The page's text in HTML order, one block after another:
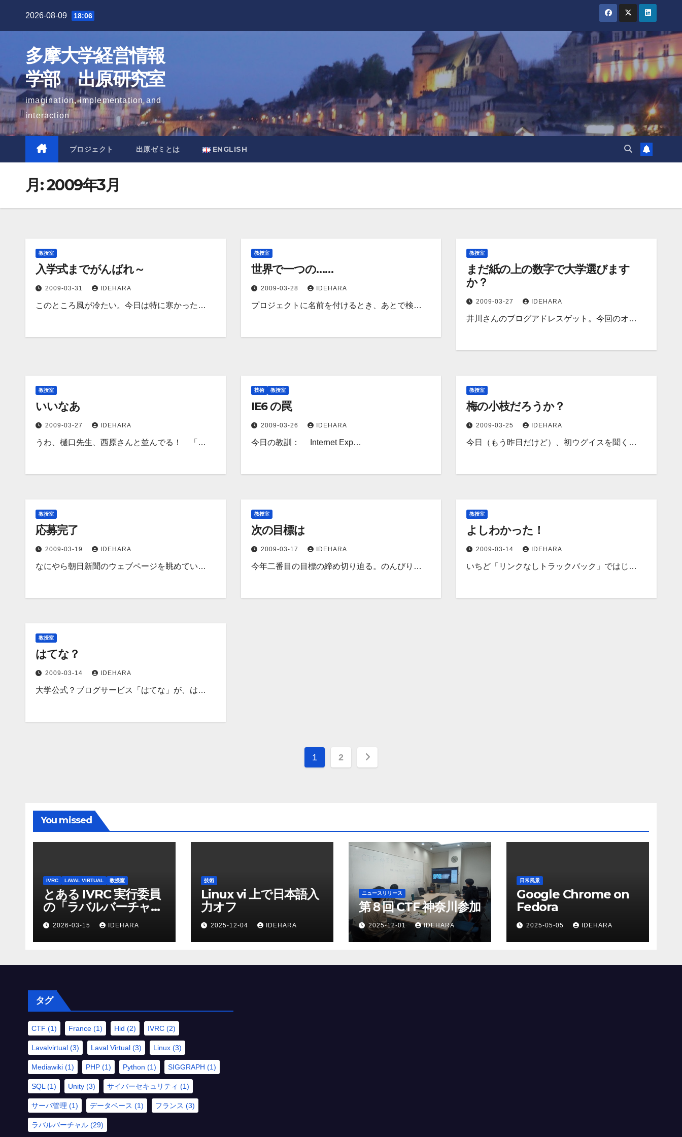
2026-08-09 18:06
多摩大学経営情報
学部 出原研究室
imagination, implementation and
interaction
プロジェクト 出原ゼミとは ENGLISH
月:2009年3月
教授室
入学式までがんばれ～
2009-03-31 IDEHARA
このところ風が冷たい。今日は特に寒かった…
教授室
世界で一つの……
2009-03-28 IDEHARA
プロジェクトに名前を付けるとき、あとで検…
教授室
まだ紙の上の数字で大学選びます
か？
2009-03-27 IDEHARA
井川さんのブログアドレスゲット。今回のオ…
教授室
いいなあ
2009-03-27 IDEHARA
うわ、樋口先生、西原さんと並んでる！ 「…
技術 教授室
IE6 の罠
2009-03-26 IDEHARA
今日の教訓： Internet Exp…
教授室
梅の小枝だろうか？
2009-03-25 IDEHARA
今日（もう昨日だけど）、初ウグイスを聞く…
教授室
応募完了
2009-03-19 IDEHARA
なにやら朝日新聞のウェブページを眺めてい…
教授室
次の目標は
2009-03-17 IDEHARA
今年二番目の目標の締め切り迫る。のんびり…
教授室
よしわかった！
2009-03-14 IDEHARA
いちど「リンクなしトラックバック」ではじ…
教授室
はてな？
2009-03-14 IDEHARA
大学公式？ブログサービス「はてな」が、は…
投
ー
り
1 2
You missed
IVRC LAVAL VIRTUAL 教授室
とある IVRC 実行委員
の「ラバルバーチャ
ル」でのサポートにか
ける思いと願い
（2025 年 Discord 上
2026-03-15 IDEHARA
技術
Linux vi 上で日本語入
力オフ
2025-12-04 IDEHARA
ニュースリリース
第８回 CTF 神奈川参加
2025-12-01 IDEHARA
日常風景
Google Chrome on
Fedora
2025-05-05 IDEHARA
タグ
CTF (1) France (1) Hid (2) IVRC (2)
Lavalvirtual (3) Laval Virtual (3) Linux (3)
Mediawiki (1) PHP (1) Python (1) SIGGRAPH (1)
SQL (1) Unity (3) サイバーセキュリティ (1)
サーバ管理 (1) データベース (1) フランス (3)
ラバルバーチャル (29)